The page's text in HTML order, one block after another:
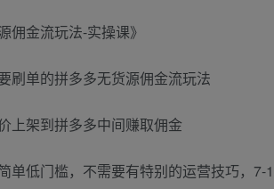
佣金流玩法-实操课》
刷单的拼多多无货源佣金流玩法
上架到拼多多中间赚取佣金
单低门槛，不需要有特别的运营技巧，7-